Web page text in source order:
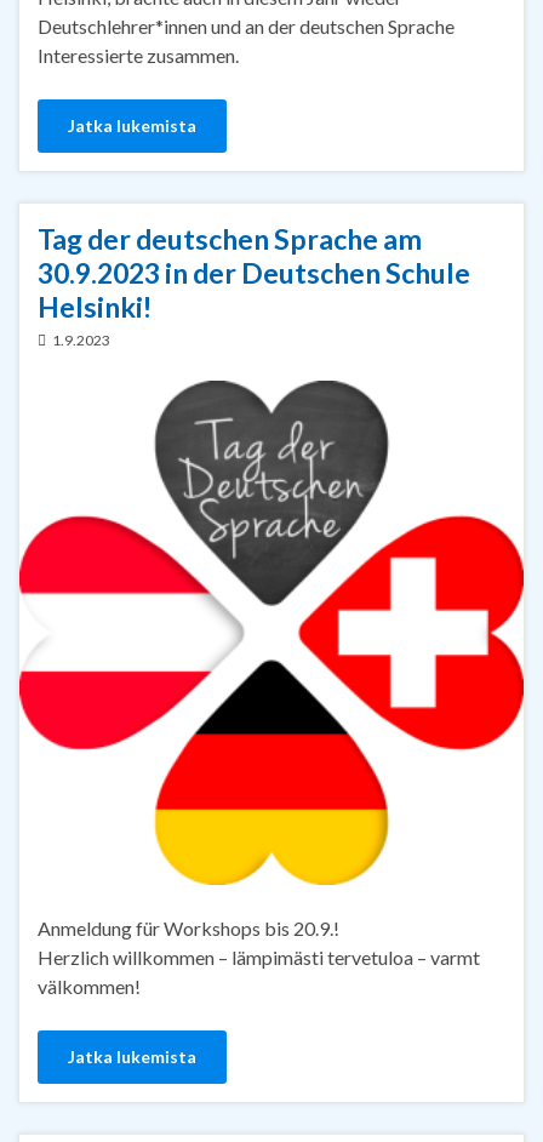
Deutschlehrer*innen und an der deutschen Sprache
Interessierte zusammen.
Jatka lukemista
Tag der deutschen Sprache am
30.9.2023 in der Deutschen Schule
Helsinki!
1.9.2023
Anmeldung für Workshops bis 20.9.!
Herzlich willkommen – lämpimästi tervetuloa – varmt
välkommen!
Jatka lukemista